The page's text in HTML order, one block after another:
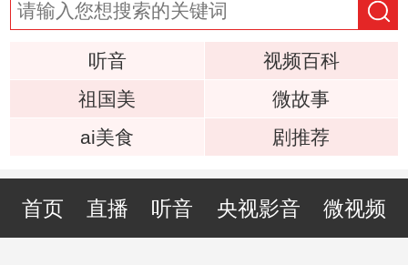
听音
视频百科
祖国美
微故事
ai美食
剧推荐
首页 直播 听音 央视影音 微视频